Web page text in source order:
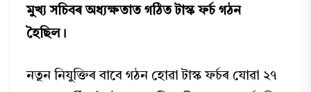
মুখ্য সচিবৰ অধ্যক্ষতাত গঠিত টাস্ক ফর্চ গঠন
হৈছিল।
নতুন নিযুক্তিৰ বাবে গঠন হোৱা টাস্ক ফৰ্চৰ যোৱা ২৭